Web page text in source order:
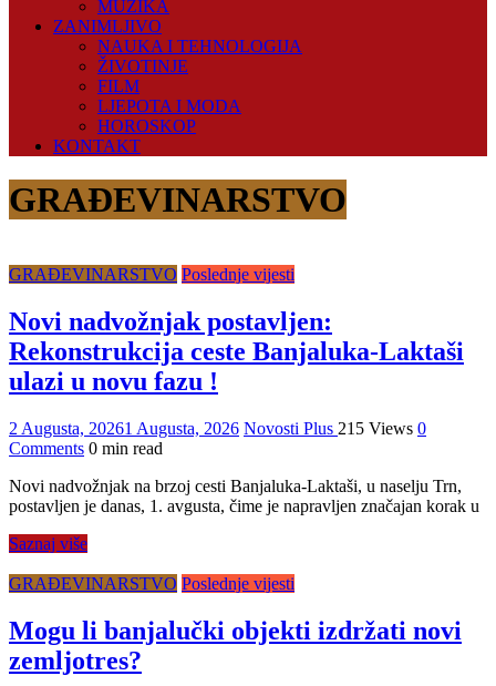
MUZIKA
ZANIMLJIVO
NAUKA I TEHNOLOGIJA
ŽIVOTINJE
FILM
LJEPOTA I MODA
HOROSKOP
KONTAKT
GRAĐEVINARSTVO
GRAĐEVINARSTVO Poslednje vijesti
Novi nadvožnjak postavljen:
Rekonstrukcija ceste Banjaluka-Laktaši
ulazi u novu fazu !
2 Augusta, 20261 Augusta, 2026 Novosti Plus 215 Views 0
Comments 0 min read
Novi nadvožnjak na brzoj cesti Banjaluka-Laktaši, u naselju Trn,
postavljen je danas, 1. avgusta, čime je napravljen značajan korak u
Saznaj više
GRAĐEVINARSTVO Poslednje vijesti
Mogu li banjalučki objekti izdržati novi
zemljotres?